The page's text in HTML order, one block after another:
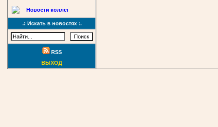
Новости коллег
.: Искать в новостях :.
RSS
ВЫХОД